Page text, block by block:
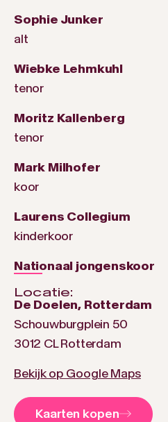
Sophie Junker
alt
Wiebke Lehmkuhl
tenor
Moritz Kallenberg
tenor
Mark Milhofer
koor
Laurens Collegium
kinderkoor
Nationaal jongenskoor
Locatie:
De Doelen, Rotterdam
Schouwburgplein 50
3012 CL Rotterdam
Bekijk op Google Maps
Kaarten kopen